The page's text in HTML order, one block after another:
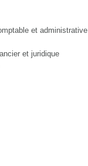
et administrative
et juridique